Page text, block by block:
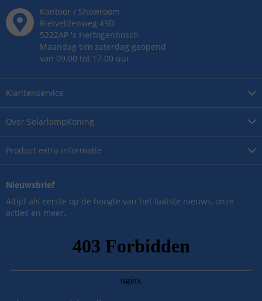
Over SolarlampKoning
Product extra informatie
Klantenservice
Kantoor / Showroom
Rietveldenweg 49D
5222AP 's Hertogenbosch
Maandag t/m zaterdag geopend
van 09.00 tot 17.00 uur
Nieuwsbrief
Altijd als eerste op de hoogte van het laatste nieuws, onze
acties en meer.